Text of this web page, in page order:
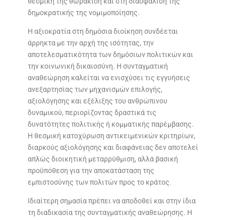
δημοκρατικής της νομιμοποίησης.
Η αξιοκρατία στη δημόσια διοίκηση συνδέεται
άρρηκτα με την αρχή της ισότητας, την
αποτελεσματικότητα των δημόσιων πολιτικών και
την κοινωνική δικαιοσύνη. Η συνταγματική
αναθεώρηση καλείται να ενισχύσει τις εγγυήσεις
ανεξαρτησίας των μηχανισμών επιλογής,
αξιολόγησης και εξέλιξης του ανθρώπινου
δυναμικού, περιορίζοντας δραστικά τις
δυνατότητες πολιτικής ή κομματικής παρέμβασης.
Η θεσμική κατοχύρωση αντικειμενικών κριτηρίων,
διαρκούς αξιολόγησης και διαφάνειας δεν αποτελεί
απλώς διοικητική μεταρρύθμιση, αλλά βασική
προϋπόθεση για την αποκατάσταση της
εμπιστοσύνης των πολιτών προς το κράτος.
Ιδιαίτερη σημασία πρέπει να αποδοθεί και στην ίδια
τη διαδικασία της συνταγματικής αναθεώρησης. Η